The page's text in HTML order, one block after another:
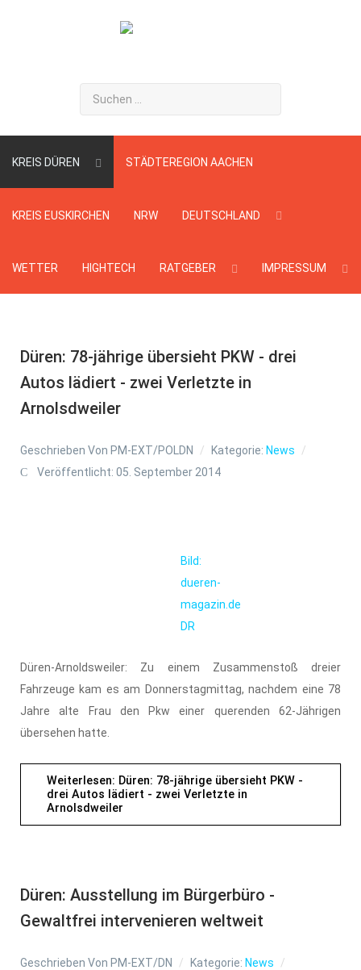
Suchen
...
KREIS DÜREN STÄDTEREGION AACHEN
KREIS EUSKIRCHEN NRW DEUTSCHLAND
WETTER HIGHTECH RATGEBER IMPRESSUM
Düren: 78-jährige übersieht PKW - drei
Autos lädiert - zwei Verletzte in
Arnolsdweiler
Geschrieben Von PM-EXT/POLDN Kategorie: News
Veröffentlicht: 05. September 2014
Bild:
dueren-
magazin.de
DR
Düren-Arnoldsweiler: Zu einem Zusammenstoß dreier
Fahrzeuge kam es am Donnerstagmittag, nachdem eine 78
Jahre alte Frau den Pkw einer querenden 62-Jährigen
übersehen hatte.
Weiterlesen: Düren: 78-jährige übersieht PKW -
drei Autos lädiert - zwei Verletzte in
Arnolsdweiler
Düren: Ausstellung im Bürgerbüro -
Gewaltfrei intervenieren weltweit
Geschrieben Von PM-EXT/DN Kategorie: News